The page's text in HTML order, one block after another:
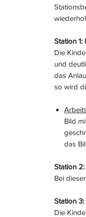
Station
Die
und
das
so wird
Bild
das
Station
Bei
Station
Die